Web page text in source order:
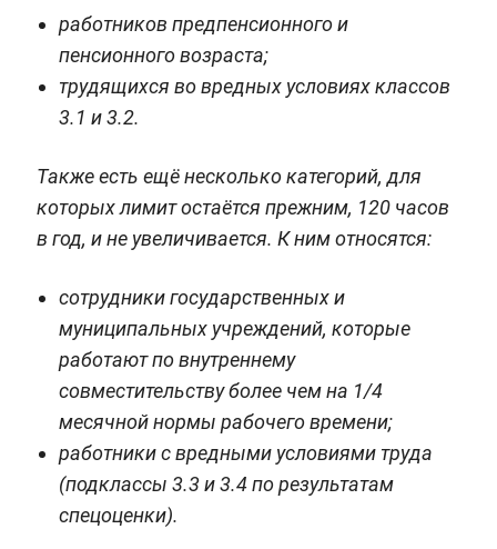
работников предпенсионного и
пенсионного возраста;
трудящихся во вредных условиях классов
3.1 и 3.2.
Также есть ещё несколько категорий, для
которых лимит остаётся прежним, 120 часов
в год, и не увеличивается. К ним относятся:
сотрудники государственных и
муниципальных учреждений, которые
работают по внутреннему
совместительству более чем на 1/4
месячной нормы рабочего времени;
работники с вредными условиями труда
(подклассы 3.3 и 3.4 по результатам
спецоценки).